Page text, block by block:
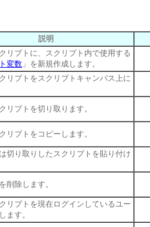
説明
リプトに、スクリプト内で使用する
変数 」を新規作成します。
リプトをスクリプトキャンバス上に
リプトを切り取ります。
リプトをコピーします。
切り取りしたスクリプトを貼り付け
削除します。
リプトを現在ログインしているユー
ます。